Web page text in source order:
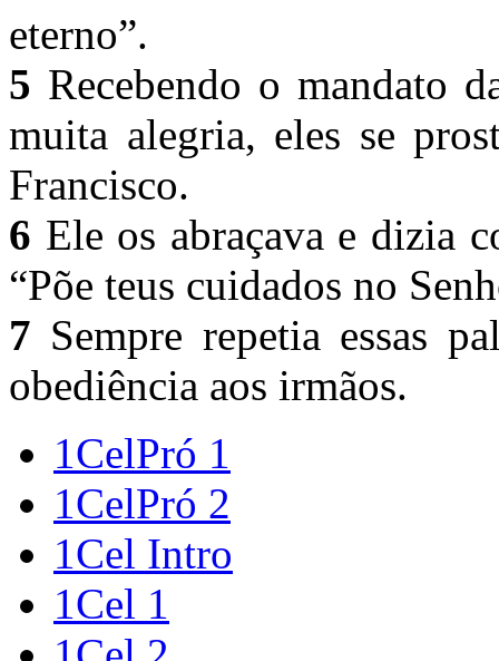
eterno”.
5 Recebendo o mandato
muita alegria, eles se
Francisco.
6 Ele os abraçava e dizia
“Põe teus cuidados no
7 Sempre repetia essas
obediência aos irmãos.
1CelPró 1
1CelPró 2
1Cel Intro
1Cel 1